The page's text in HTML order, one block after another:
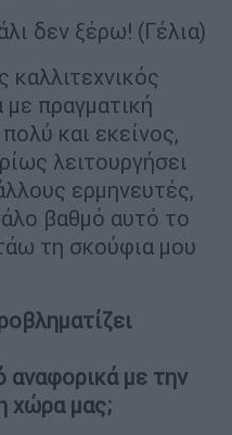
δεν ξέρω! (Γέλια)
καλλιτεχνικός
πραγματική
και εκείνος,
λειτουργήσει
ερμηνευτές,
βαθμό αυτό το
τη σκούφια μου
αναφορικά με την
χώρα μας;